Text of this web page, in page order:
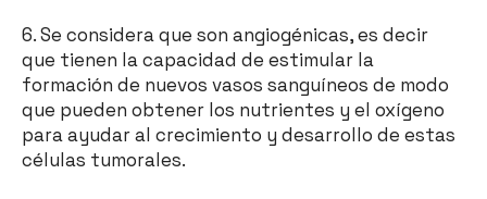
6. Se considera que son angiogénicas, es decir
que tienen la capacidad de estimular la
formación de nuevos vasos sanguíneos de modo
que pueden obtener los nutrientes y el oxígeno
para ayudar al crecimiento y desarrollo de estas
células tumorales.